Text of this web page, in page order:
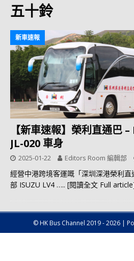
五十鈴
新車速報
【新車速報】榮利直通巴
JL-020 車身
2025-01-22 Editors Room 編輯部
經營中港跨境客運嘅「深圳深港榮利
部 ISUZU LV4 ….. [閱讀全文 Full
© HK Bus Channel 2019 - 2026 |